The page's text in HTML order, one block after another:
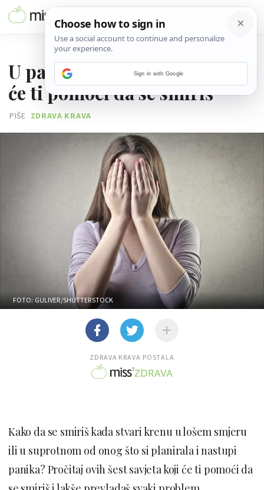
U panici si? Ovih šest načina
će ti pomoći da se smiriš
PIŠE ZDRAVA KRAVA
FOTO: GULIVER/SHUTTERSTOCK
ZDRAVA KRAVA POSTALA
Kako da se smiriš kada stvari krenu u lošem smjeru
ili u suprotnom od onog što si planirala i nastupi
panika? Pročitaj ovih šest savjeta koji će ti pomoći da
Sign in with Google